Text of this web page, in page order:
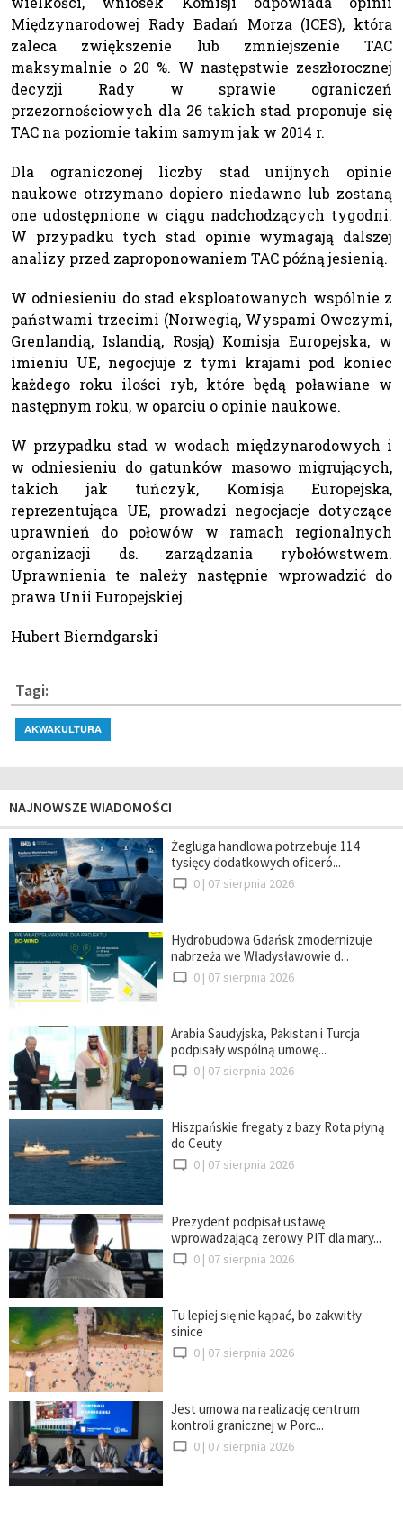
Międzynarodowej Rady Badań Morza (ICES), która
zaleca zwiększenie lub zmniejszenie TAC
maksymalnie o 20 %. W następstwie zeszłorocznej
decyzji Rady w sprawie ograniczeń
przezornościowych dla 26 takich stad proponuje się
TAC na poziomie takim samym jak w 2014 r.
Dla ograniczonej liczby stad unijnych opinie
naukowe otrzymano dopiero niedawno lub zostaną
one udostępnione w ciągu nadchodzących tygodni.
W przypadku tych stad opinie wymagają dalszej
analizy przed zaproponowaniem TAC późną jesienią.
W odniesieniu do stad eksploatowanych wspólnie z
państwami trzecimi (Norwegią, Wyspami Owczymi,
Grenlandią, Islandią, Rosją) Komisja Europejska, w
imieniu UE, negocjuje z tymi krajami pod koniec
każdego roku ilości ryb, które będą poławiane w
następnym roku, w oparciu o opinie naukowe.
W przypadku stad w wodach międzynarodowych i
w odniesieniu do gatunków masowo migrujących,
takich jak tuńczyk, Komisja Europejska,
reprezentująca UE, prowadzi negocjacje dotyczące
uprawnień do połowów w ramach regionalnych
organizacji ds. zarządzania rybołówstwem.
Uprawnienia te należy następnie wprowadzić do
prawa Unii Europejskiej.
Hubert Bierndgarski
Tagi:
AKWAKULTURA
NAJNOWSZE WIADOMOŚCI
Żegluga handlowa potrzebuje 114
tysięcy dodatkowych oficeró...
0 | 07 sierpnia 2026
Hydrobudowa Gdańsk zmodernizuje
nabrzeża we Władysławowie d...
0 | 07 sierpnia 2026
Arabia Saudyjska, Pakistan i Turcja
podpisały wspólną umowę...
0 | 07 sierpnia 2026
Hiszpańskie fregaty z bazy Rota płyną
do Ceuty
0 | 07 sierpnia 2026
Prezydent podpisał ustawę
wprowadzającą zerowy PIT dla mary...
0 | 07 sierpnia 2026
Tu lepiej się nie kąpać, bo zakwitły
sinice
0 | 07 sierpnia 2026
Jest umowa na realizację centrum
kontroli granicznej w Porc...
0 | 07 sierpnia 2026